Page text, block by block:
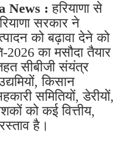
News : हरियाणा से
सरकार ने
को बढ़ावा देने को
2026 का मसौदा तैयार
सीबीजी संयंत्र
किसान
समितियों, डेरीयों,
को कई वित्तीय,
है।